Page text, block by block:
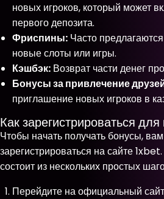
новых игроков, который может
первого депозита.
Фриспины: Часто
новые слоты или игры.
Кэшбэк: Возврат части денег
Бонусы за привлечение
приглашение новых игроков в
Как зарегистрироваться
Чтобы начать получать бонусы,
зарегистрироваться на сайте
состоит из нескольких простых
Перейдите на официальный